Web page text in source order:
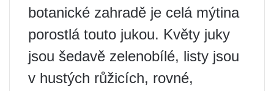
botanické zahradě je celá mýtina
porostlá touto jukou. Květy juky
jsou šedavě zelenobílé, listy jsou
v hustých růžicích, rovné,